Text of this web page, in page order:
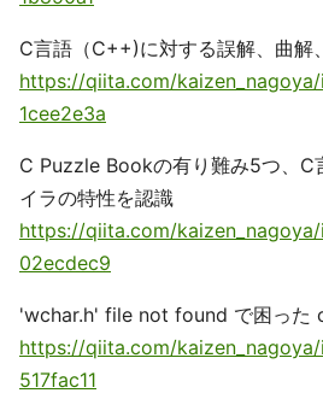
C言語（C++)に対する誤解、曲解
https://qiita.com/
1cee2e3a
C Puzzle Bookの有り難み5つ、C
イラの特性を認識
https://qiita.com/
02ecdec9
'wchar.h' file not found で困った
https://qiita.com/
517fac11